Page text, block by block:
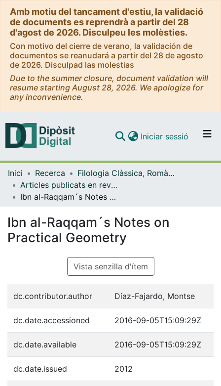
Amb motiu del tancament d'estiu, la validació
de documents es reprendrà a partir del 28
d'agost de 2026. Disculpeu les molèsties.
Con motivo del cierre de verano, la validación de
documentos se reanudará a partir del 28 de agosto
de 2026. Disculpad las molestias
Due to the summer closure, document validation will
resume starting August 28, 2026. We apologize for
any inconvenience.
Navega per tot el DD
Iniciar sessió (current)
Inici Recerca
Filologia Clàssica, Romànica i Semítica
Articles publicats en revistes (Filologia Clàssica, Romànica i Semítica)
Ibn al-Raqqam´s Notes on Practical Geometry
Ibn al-Raqqam´s Notes on
Practical Geometry
Vista senzilla d'ítem
dc.contributor.author Díaz-Fajardo, Montse
dc.date.accessioned 2016-09-05T15:09:29Z
dc.date.available 2016-09-05T15:09:29Z
dc.date.issued 2012